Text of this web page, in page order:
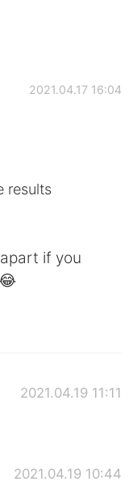
2021.04.17 16:04
results
if you
2021.04.19 11:11
2021.04.19 10:44